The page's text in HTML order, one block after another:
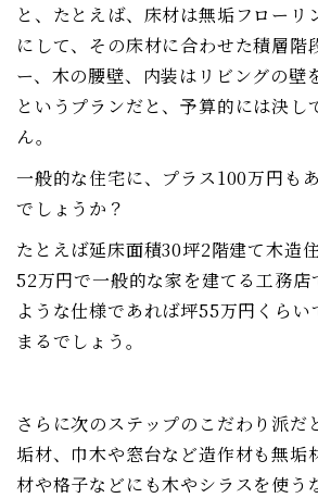
と、たとえば、床材は無垢フローリ
にして、その床材に合わせた積層階
ー、木の腰壁、内装はリビングの壁
というプランだと、予算的には決し
ん。
一般的な住宅に、プラス100万円も
でしょうか？
たとえば延床面積30坪2階建て木造
52万円で一般的な家を建てる工務店
ような仕様であれば坪55万円くらい
まるでしょう。
さらに次のステップのこだわり派だ
垢材、巾木や窓台など造作材も無垢
材や格子などにも木やシラスを使う